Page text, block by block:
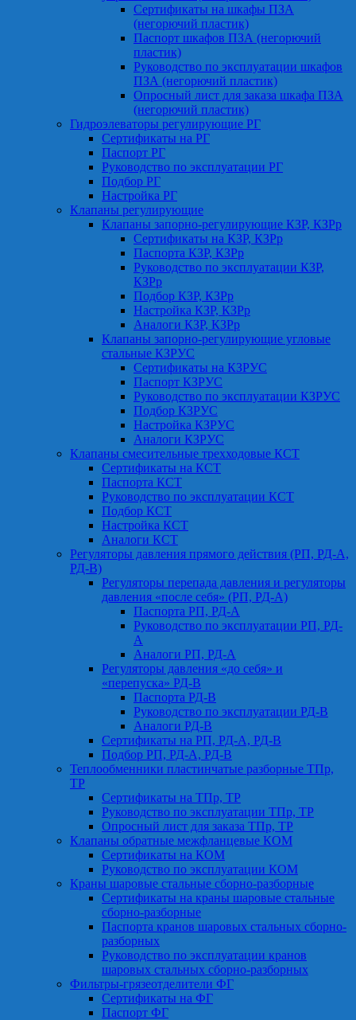
Сертификаты на шкафы ПЗА
(негорючий пластик)
Паспорт шкафов ПЗА (негорючий
пластик)
Руководство по эксплуатации шкафов
ПЗА (негорючий пластик)
Опросный лист для заказа шкафа ПЗА
(негорючий пластик)
Гидроэлеваторы регулирующие РГ
Сертификаты на РГ
Паспорт РГ
Руководство по эксплуатации РГ
Подбор РГ
Настройка РГ
Клапаны регулирующие
Клапаны запорно-регулирующие КЗР, КЗРр
Сертификаты на КЗР, КЗРр
Паспорта КЗР, КЗРр
Руководство по эксплуатации КЗР,
КЗРр
Подбор КЗР, КЗРр
Настройка КЗР, КЗРр
Аналоги КЗР, КЗРр
Клапаны запорно-регулирующие угловые
стальные КЗРУС
Сертификаты на КЗРУС
Паспорт КЗРУС
Руководство по эксплуатации КЗРУС
Подбор КЗРУС
Настройка КЗРУС
Аналоги КЗРУС
Клапаны смесительные трехходовые КСТ
Сертификаты на КСТ
Паспорта КСТ
Руководство по эксплуатации КСТ
Подбор КСТ
Настройка КСТ
Аналоги КСТ
Регуляторы давления прямого действия (РП, РД-А,
РД-В)
Регуляторы перепада давления и регуляторы
давления «после себя» (РП, РД-А)
Паспорта РП, РД-А
Руководство по эксплуатации РП, РД-
А
Аналоги РП, РД-А
Регуляторы давления «до себя» и
«перепуска» РД-В
Паспорта РД-В
Руководство по эксплуатации РД-В
Аналоги РД-В
Сертификаты на РП, РД-А, РД-В
Подбор РП, РД-А, РД-В
Теплообменники пластинчатые разборные ТПр,
ТР
Сертификаты на ТПр, ТР
Руководство по эксплуатации ТПр, ТР
Опросный лист для заказа ТПр, ТР
Клапаны обратные межфланцевые КОМ
Сертификаты на КОМ
Руководство по эксплуатации КОМ
Краны шаровые стальные сборно-разборные
Сертификаты на краны шаровые стальные
сборно-разборные
Паспорта кранов шаровых стальных сборно-
разборных
Руководство по эксплуатации кранов
шаровых стальных сборно-разборных
Фильтры-грязеотделители ФГ
Сертификаты на ФГ
Паспорт ФГ